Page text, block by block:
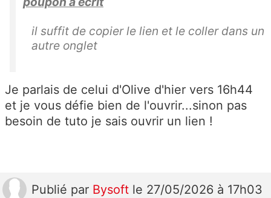
il suffit de copier le lien et le coller dans un
autre onglet
Je parlais de celui d'Olive d'hier vers 16h44
et je vous défie bien de l'ouvrir...sinon pas
besoin de tuto je sais ouvrir un lien !
Publié par Bysoft le 27/05/2026 à 17h03